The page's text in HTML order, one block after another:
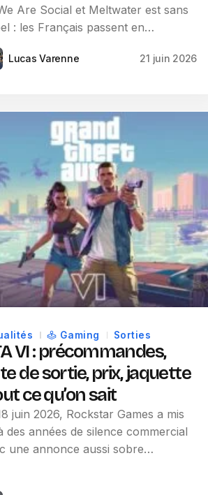
Are Social et Meltwater est sans
: les Français passent en…
Lucas Varenne 21 juin 2026
Gaming Sorties
VI : précommandes,
de sortie, prix, jaquette
ce qu’on sait
juin 2026, Rockstar Games a mis
des années de silence commercial
une annonce aussi sobre…